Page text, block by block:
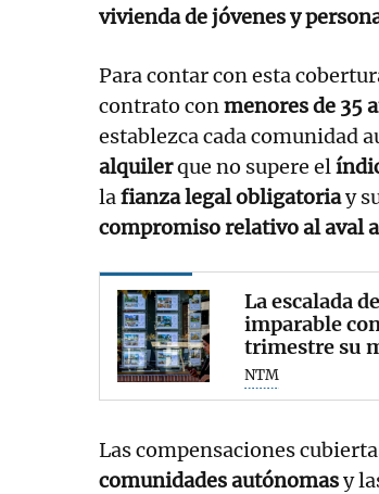
vivienda de jóvenes y
Para contar con esta
contrato conmenores de 35
establezca cada comunidad
alquilerque no supere el
lafianza legal obligatoriay
compromiso relativo al aval
La escalada
imparable
trimestre su
NTM
Las compensaciones
comunidades autónomasy